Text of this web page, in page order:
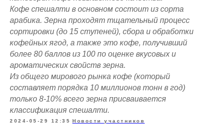
Кофе спешалти в основном состоит из сорта
арабика. Зерна проходят тщательный процесс
сортировки (до 15 ступеней), сбора и обработки
кофейных ягод, а также это кофе, получивший
более 80 баллов из 100 по оценке вкусовых и
ароматических свойств зерна.
Из общего мирового рынка кофе (который
составляет порядка 10 миллионов тонн в год)
только 8-10% всего зерна присваивается
классификация спешалти.
2024-05-29 12:35 Новости участников